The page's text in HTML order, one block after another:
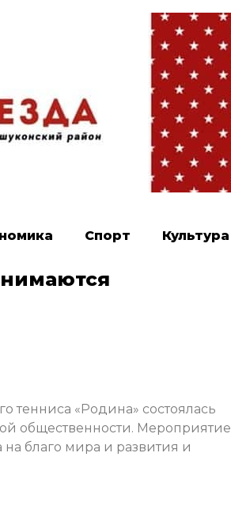
Спорт Культура
тенниса «Родина» состоялась
общественности. Мероприятие
благо мира и развития и